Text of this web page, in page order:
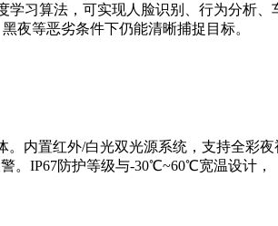
习算法，可实现人脸识别、行为分析、
夜等恶劣条件下仍能清晰捕捉目标。
内置红外/白光双光源系统，支持全彩
。IP67防护等级与-30℃~60℃宽温设计，